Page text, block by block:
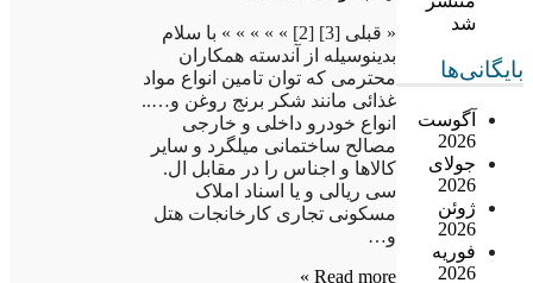
شد
بایگانی‌ها
آگوست
2026
جولای
2026
ژوئن
2026
فوریه
2026
« قبلی [3] [2] » » » » » با سلام
بدینوسیله از آندسته همکاران
محترمی که توان تامین انواع مواد
غذائی مانند شکر برنج روغن و…..
انواع خودرو داخلی و خارجی
مصالح ساختمانی میلگرد و سایر
کالاها و اجناس را در مقابل ال.
سی ریالی و یا اسناد املاک
مسکونی تجاری کارخانجات هتل
و…
Read more »